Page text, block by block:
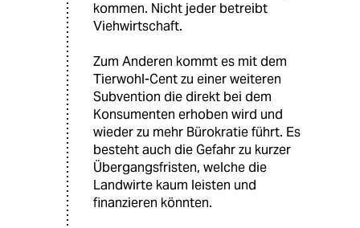
kommen. Nicht jeder betreibt
Viehwirtschaft.
Zum Anderen kommt es mit dem
Tierwohl-Cent zu einer weiteren
Subvention die direkt bei dem
Konsumenten erhoben wird und
wieder zu mehr Bürokratie führt. Es
besteht auch die Gefahr zu kurzer
Übergangsfristen, welche die
Landwirte kaum leisten und
finanzieren könnten.